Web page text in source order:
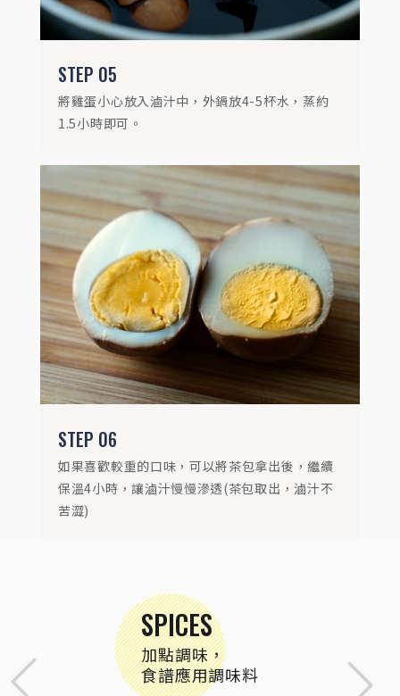
STEP 05
將雞蛋小心放入滷汁中，外鍋放4-5杯水，蒸約
1.5小時即可。
STEP 06
如果喜歡較重的口味，可以將茶包拿出後，繼續
保溫4小時，讓滷汁慢慢滲透(茶包取出，滷汁不
苦澀)
SPICES
加點調味，
食譜應用調味料